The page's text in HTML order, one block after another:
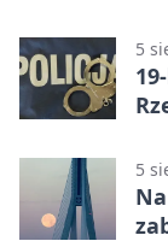
5
5